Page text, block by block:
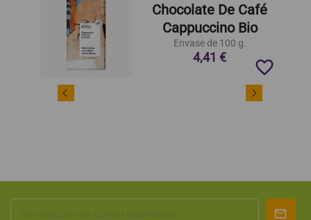
Chocolate De Café
Cappuccino Bio
Envase de 100 g.
4,41 €
favorite_border